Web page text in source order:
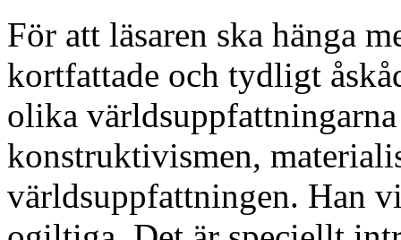
För att läsaren ska hänga
kortfattade och tydligt
olika
konstruktivismen,
världsuppfattningen. Han